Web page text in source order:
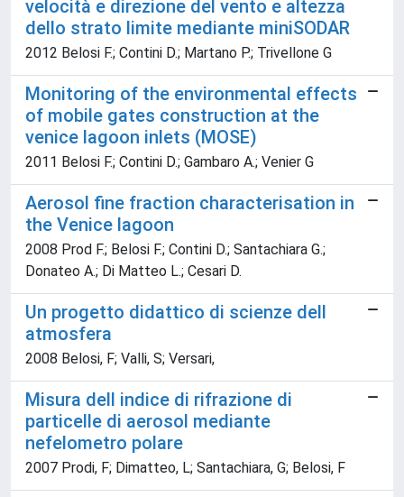
velocità e direzione del vento e altezza
dello strato limite mediante miniSODAR
2012 Belosi F.; Contini D.; Martano P.; Trivellone G
Monitoring of the environmental effects
of mobile gates construction at the
venice lagoon inlets (MOSE)
2011 Belosi F.; Contini D.; Gambaro A.; Venier G
Aerosol fine fraction characterisation in
the Venice lagoon
2008 Prod F.; Belosi F.; Contini D.; Santachiara G.;
Donateo A.; Di Matteo L.; Cesari D.
Un progetto didattico di scienze dell
atmosfera
2008 Belosi, F; Valli, S; Versari,
Misura dell indice di rifrazione di
particelle di aerosol mediante
nefelometro polare
2007 Prodi, F; Dimatteo, L; Santachiara, G; Belosi, F